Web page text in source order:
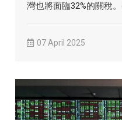
灣也將面臨32%的關稅
07 April 2025